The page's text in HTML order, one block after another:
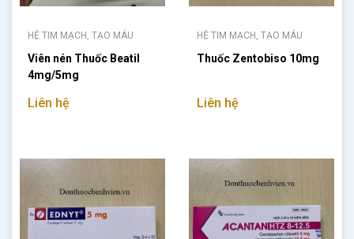
HỆ TIM MẠCH, TẠO MÁU
Viên nén Thuốc Beatil
4mg/5mg
Liên hệ
HỆ TIM MẠCH, TẠO MÁU
Thuốc Zentobiso 10mg
Liên hệ